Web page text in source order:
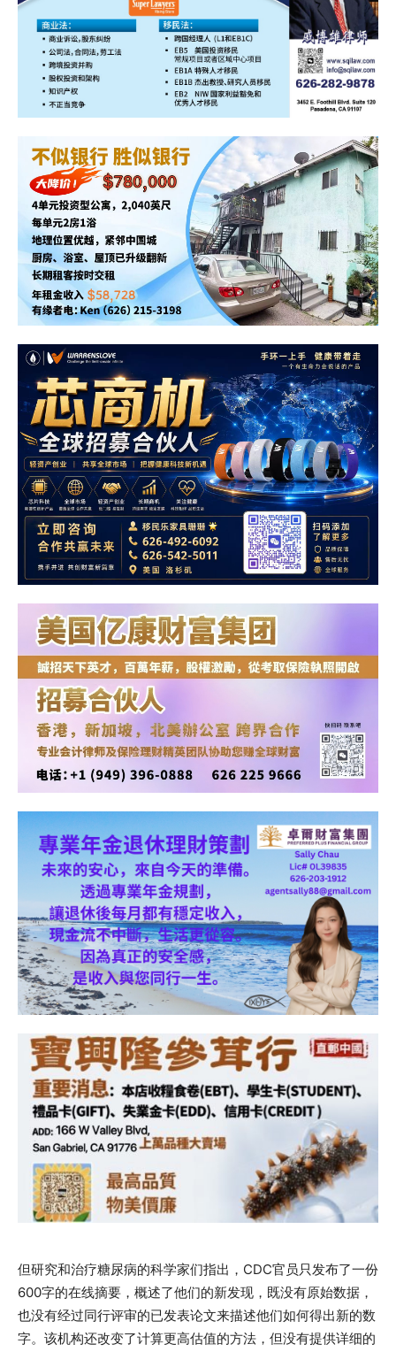
但研究和治疗糖尿病的科学家们指出，CDC官员只发布了一份
600字的在线摘要，概述了他们的新发现，既没有原始数据，
也没有经过同行评审的已发表论文来描述他们如何得出新的数
字。该机构还改变了计算更高估值的方法，但没有提供详细的